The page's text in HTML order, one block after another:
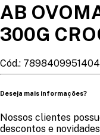
AB
300G
Cód.: 7898409951404
Deseja mais informações?
Nossos clientes
descontos e